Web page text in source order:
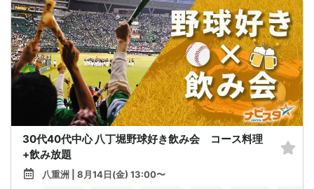
30代40代中心 八丁堀野球好き飲み会 コース料理
+飲み放題
八重洲 | 8月14日(金) 13:00〜